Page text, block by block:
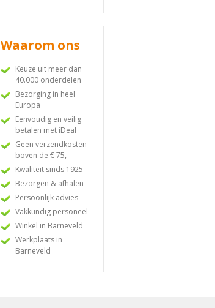
Waarom ons
Keuze uit meer dan
40.000 onderdelen
Bezorging in heel
Europa
Eenvoudig en veilig
betalen met iDeal
Geen verzendkosten
boven de € 75,-
Kwaliteit sinds 1925
Bezorgen & afhalen
Persoonlijk advies
Vakkundig personeel
Winkel in Barneveld
Werkplaats in
Barneveld